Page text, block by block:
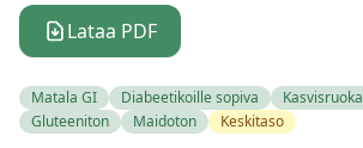
Lataa PDF
Matala GI Diabeetikoille sopiva Kasvisruoka
Gluteeniton
Maidoton Keskitaso